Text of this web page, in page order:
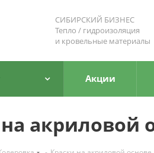
СИБИРСКИЙ БИЗНЕС
Тепло / гидроизоляция
и кровельные материалы
Акции
акриловой